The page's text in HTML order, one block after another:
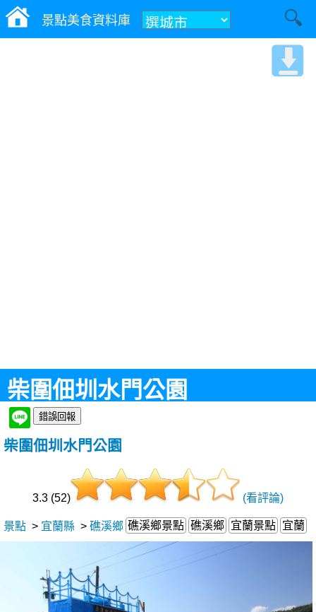
景點美食資料庫
柴圍佃圳水門公園
柴圍佃圳水門公園
3.3 (52) (看評論)
景點 > 宜蘭縣 > 礁溪鄉 礁溪鄉景點 礁溪鄉 宜蘭景點 宜蘭